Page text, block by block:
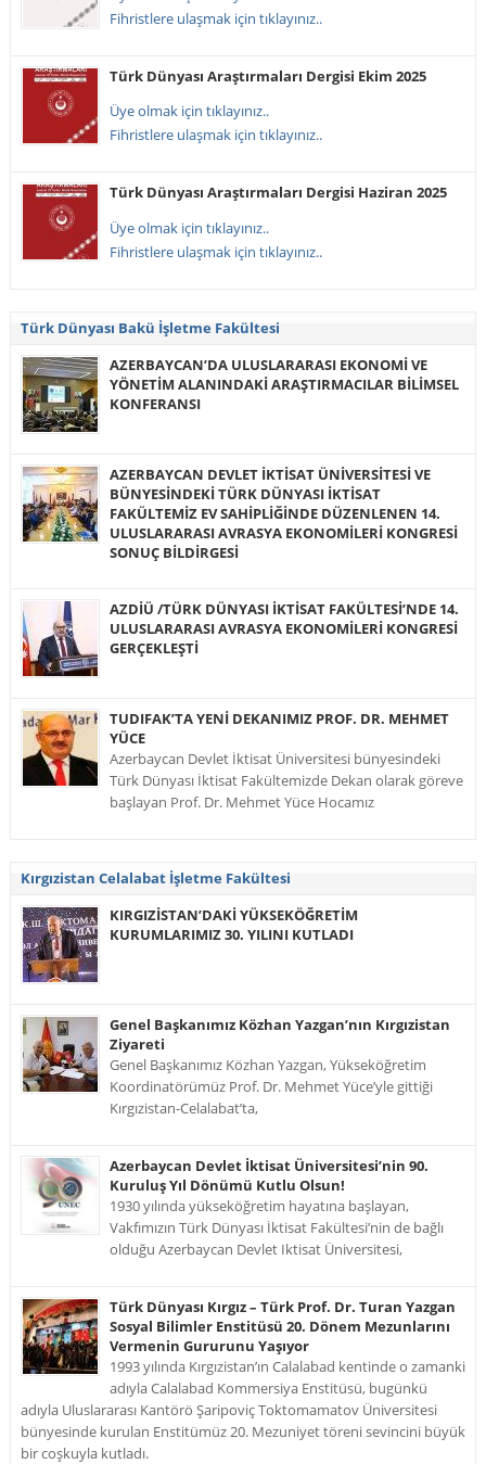
Fihristlere ulaşmak için tıklayınız..
Türk Dünyası Araştırmaları Dergisi Ekim 2025
Üye olmak için tıklayınız..
Fihristlere ulaşmak için tıklayınız..
Türk Dünyası Araştırmaları Dergisi Haziran 2025
Üye olmak için tıklayınız..
Fihristlere ulaşmak için tıklayınız..
Türk Dünyası Bakü İşletme Fakültesi
AZERBAYCAN’DA ULUSLARARASI EKONOMİ VE
YÖNETİM ALANINDAKİ ARAŞTIRMACILAR BİLİMSEL
KONFERANSI
AZERBAYCAN DEVLET İKTİSAT ÜNİVERSİTESİ VE
BÜNYESİNDEKİ TÜRK DÜNYASI İKTİSAT
FAKÜLTEMİZ EV SAHİPLİĞİNDE DÜZENLENEN 14.
ULUSLARARASI AVRASYA EKONOMİLERİ KONGRESİ
SONUÇ BİLDİRGESİ
AZDİÜ /TÜRK DÜNYASI İKTİSAT FAKÜLTESİ’NDE 14.
ULUSLARARASI AVRASYA EKONOMİLERİ KONGRESİ
GERÇEKLEŞTİ
TUDIFAK’TA YENİ DEKANIMIZ PROF. DR. MEHMET
YÜCE
Azerbaycan Devlet İktisat Üniversitesi bünyesindeki
Türk Dünyası İktisat Fakültemizde Dekan olarak göreve
başlayan Prof. Dr. Mehmet Yüce Hocamız
Kırgızistan Celalabat İşletme Fakültesi
KIRGIZİSTAN’DAKİ YÜKSEKÖĞRETİM
KURUMLARIMIZ 30. YILINI KUTLADI
Genel Başkanımız Közhan Yazgan’nın Kırgızistan
Ziyareti
Genel Başkanımız Közhan Yazgan, Yükseköğretim
Koordinatörümüz Prof. Dr. Mehmet Yüce’yle gittiği
Kırgızistan-Celalabat’ta,
Azerbaycan Devlet İktisat Üniversitesi’nin 90.
Kuruluş Yıl Dönümü Kutlu Olsun!
1930 yılında yükseköğretim hayatına başlayan,
Vakfımızın Türk Dünyası İktisat Fakültesi’nin de bağlı
olduğu Azerbaycan Devlet Iktisat Üniversitesi,
Türk Dünyası Kırgız – Türk Prof. Dr. Turan Yazgan
Sosyal Bilimler Enstitüsü 20. Dönem Mezunlarını
Vermenin Gururunu Yaşıyor
1993 yılında Kırgızistan’ın Calalabad kentinde o zamanki
adıyla Calalabad Kommersiya Enstitüsü, bugünkü
adıyla Uluslararası Kantörö Şaripoviç Toktomamatov Üniversitesi
bünyesinde kurulan Enstitümüz 20. Mezuniyet töreni sevincini büyük
bir coşkuyla kutladı.